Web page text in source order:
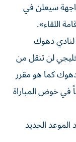
اللقاء».
لنادي دهوك
لن تنقل من
كما هو مقرر
في خوض المباراة
الجديد